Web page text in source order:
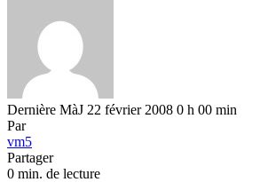
Dernière MàJ 22 février 2008 0 h 00 min
Par
vm5
Partager
0 min. de lecture